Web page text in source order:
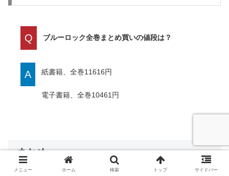
Q ブルーロック全巻まとめ買いの値段は？
A 紙書籍、全巻11616円
電子書籍、全巻10461円
まとめ
メニュー ホーム 検索 トップ サイドバー